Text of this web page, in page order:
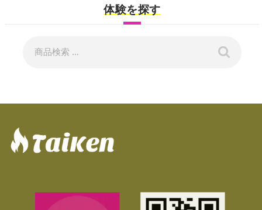
体験を探す